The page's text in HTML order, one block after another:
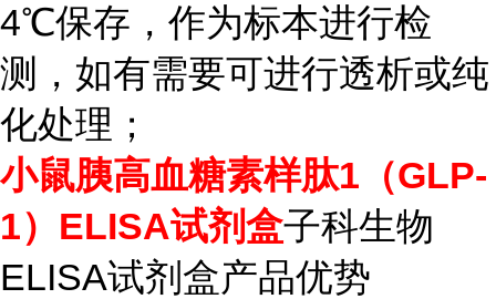
4℃保存，作为标本进行检
测，如有需要可进行透析或纯
化处理；
小鼠胰高血糖素样肽1（GLP-
1）ELISA试剂盒子科生物
ELISA试剂盒产品优势